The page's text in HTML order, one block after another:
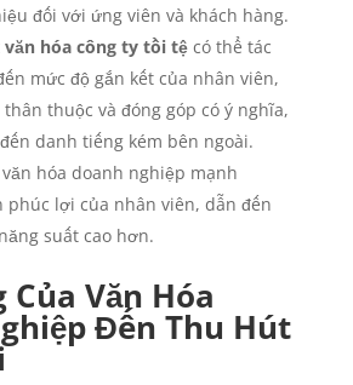
đối với ứng viên và khách hàng.
văn hóa công ty tồi tệcó thể tác
mức độ gắn kết của nhân viên,
thân thuộc và đóng góp có ý nghĩa,
danh tiếng kém bên ngoài.
văn hóa doanh nghiệp mạnh
lợi của nhân viên, dẫn đến
suất cao hơn.
Của Văn Hóa
Đến Thu Hút